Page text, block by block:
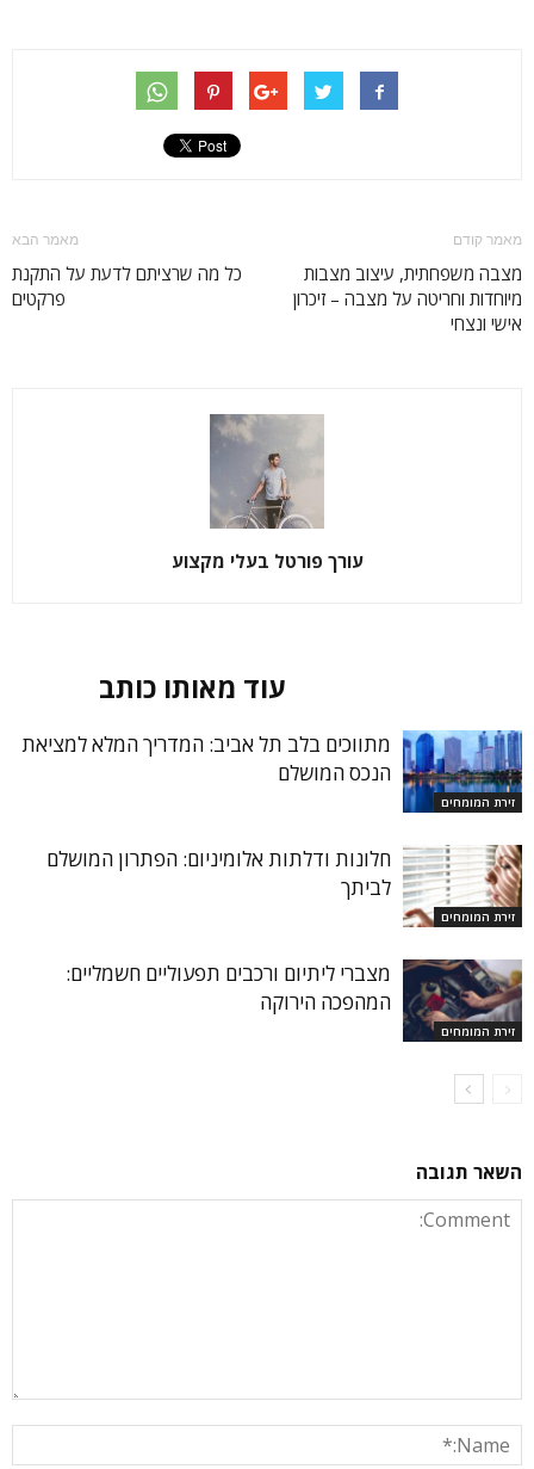
מאמר קודם
מצבה משפחתית, עיצוב מצבות
מיוחדות וחריטה על מצבה – זיכרון
אישי ונצחי
מאמר הבא
כל מה שרציתם לדעת על התקנת
פרקטים
עורך פורטל בעלי מקצוע
עוד מאותו כותב
זירת המומחים
מתווכים בלב תל אביב: המדריך המלא למציאת
הנכס המושלם
זירת המומחים
חלונות ודלתות אלומיניום: הפתרון המושלם
לביתך
זירת המומחים
מצברי ליתיום ורכבים תפעוליים חשמליים:
המהפכה הירוקה
השאר תגובה